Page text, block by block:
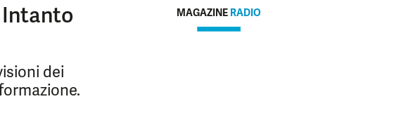
Intanto
dei
MAGAZINE RADIO